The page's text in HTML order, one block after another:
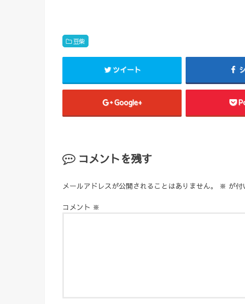
豆柴
ツイート
Google+
コメントを残す
メールアドレスが公開されることはありません。 ※ が
コメント ※